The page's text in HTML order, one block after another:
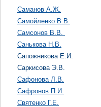
Саманов А.Ж.
Самойленко В.В.
Самсонов В.В.
Санькова Н.В.
Сапожникова Е.И.
Саркисова Э.В.
Сафонова Л.В.
Сафронов П.И.
Святенко Г.Е.